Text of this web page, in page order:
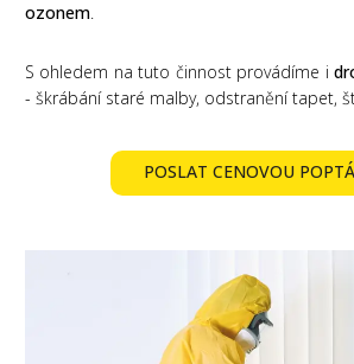
ozonem.
S ohledem na tuto činnost provádíme i
- škrábání staré malby, odstranění tapet,
POSLAT CENOVOU